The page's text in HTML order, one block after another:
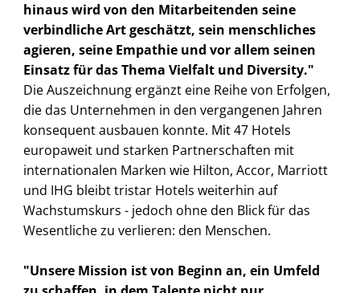
hinaus wird von den Mitarbeitenden seine
verbindliche Art geschätzt, sein menschliches
agieren, seine Empathie und vor allem seinen
Einsatz für das Thema Vielfalt und Diversity."
Die Auszeichnung ergänzt eine Reihe von Erfolgen,
die das Unternehmen in den vergangenen Jahren
konsequent ausbauen konnte. Mit 47 Hotels
europaweit und starken Partnerschaften mit
internationalen Marken wie Hilton, Accor, Marriott
und IHG bleibt tristar Hotels weiterhin auf
Wachstumskurs - jedoch ohne den Blick für das
Wesentliche zu verlieren: den Menschen.
"Unsere Mission ist von Beginn an, ein Umfeld